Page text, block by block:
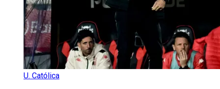
U. Católica